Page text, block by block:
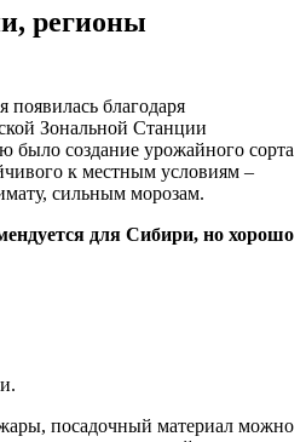
регионы
появилась благодаря
Зональной Станции
было создание урожайного сорта
к местным условиям –
сильным морозам.
для Сибири, но хорошо
посадочный материал можно